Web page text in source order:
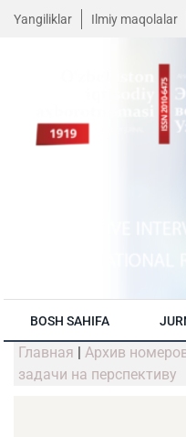
Yangiliklar Ilmiy maqolalar
BOSH SAHIFA
Главная | Архив
задачи на перспективу